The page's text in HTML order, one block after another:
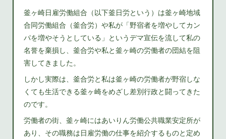
釜ヶ崎日雇労働組合（以下釜日労という）は釜ヶ崎地域
合同労働組合（釜合労）や私が「野宿者を増やしてカン
パを増やそうとしている」というデマ宣伝を流して私の
名誉を棄損し、釜合労や私と釜ヶ崎の労働者の団結を阻
害してきました。
しかし実際は、釜合労と私は釜ヶ崎の労働者が野宿しな
くても生活できる釜ヶ崎をめざし差別行政と闘ってきた
のです。
労働者の街、釜ヶ崎にはあいりん労働公共職業安定所が
あり、その職務は日雇労働の仕事を紹介するものと定め